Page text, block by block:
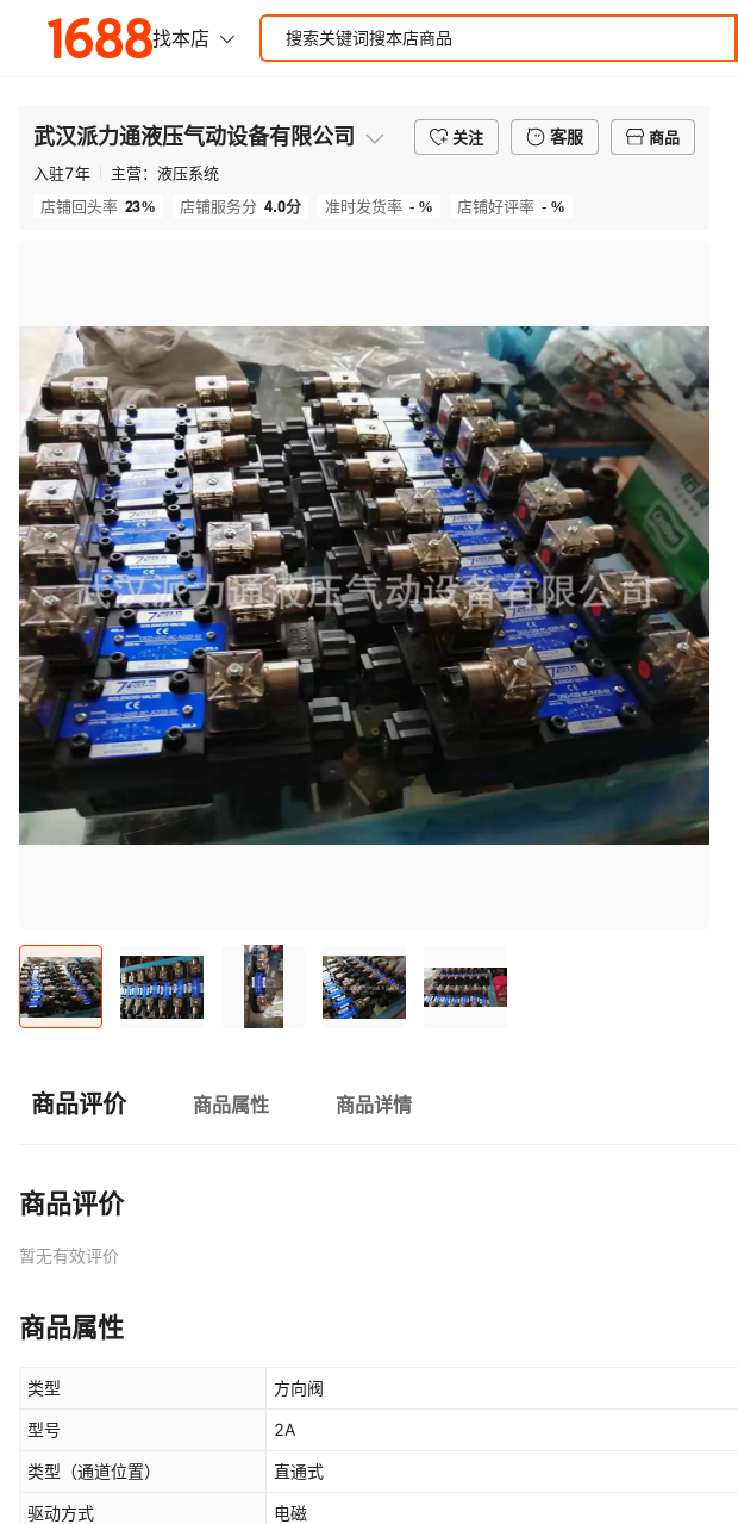
武汉派力通液压气动设备有限公司 关注 客服
商品
入驻7年 主营： 液压系统
店铺回头率 23% 店铺服务分 4.0分 准时发货率 - % 店铺好评率 - %
商品评价 商品属性 商品详情
商品评价
暂无有效评价
商品属性
类型 方向阀
型号 2A
类型（通道位置） 直通式
驱动方式 电磁